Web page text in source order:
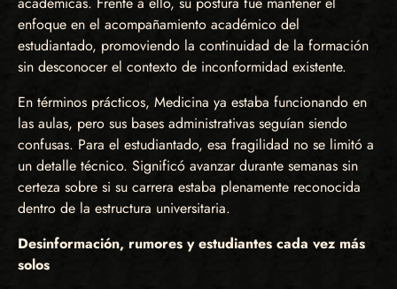
enfoque en el acompañamiento académico del
estudiantado, promoviendo la continuidad de la formación
sin desconocer el contexto de inconformidad existente.
En términos prácticos, Medicina ya estaba funcionando en
las aulas, pero sus bases administrativas seguían siendo
confusas. Para el estudiantado, esa fragilidad no se limitó a
un detalle técnico. Significó avanzar durante semanas sin
certeza sobre si su carrera estaba plenamente reconocida
dentro de la estructura universitaria.
Desinformación, rumores y estudiantes cada vez más
solos